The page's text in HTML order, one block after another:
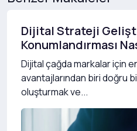
Dijital Strateji
Konumlandırması
Dijital çağda markalar için
avantajlarından biri doğru
oluşturmak ve...